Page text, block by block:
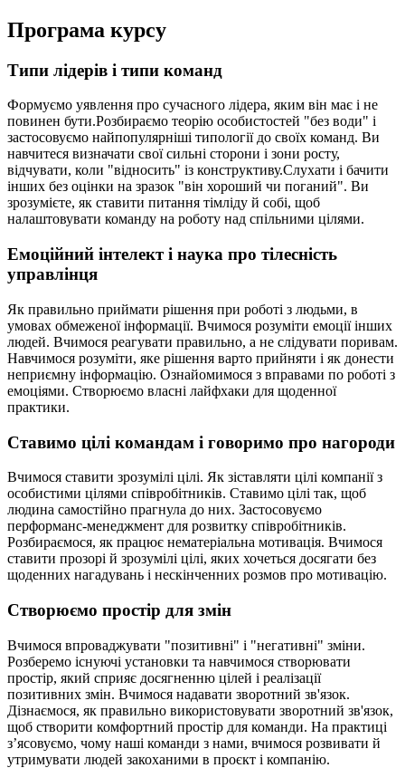
Програма курсу
Типи лідерів і типи команд
Формуємо уявлення про сучасного лідера, яким він має і не
повинен бути.Розбираємо теорію особистостей "без води" і
застосовуємо найпопулярніші типології до своїх команд. Ви
навчитеся визначати свої сильні сторони і зони росту,
відчувати, коли "відносить" із конструктиву.Слухати і бачити
інших без оцінки на зразок "він хороший чи поганий". Ви
зрозумієте, як ставити питання тімліду й собі, щоб
налаштовувати команду на роботу над спільними цілями.
Емоційний інтелект і наука про тілесність
управлінця
Як правильно приймати рішення при роботі з людьми, в
умовах обмеженої інформації. Вчимося розуміти емоції інших
людей. Вчимося реагувати правильно, а не слідувати поривам.
Навчимося розуміти, яке рішення варто прийняти і як донести
неприємну інформацію. Ознайомимося з вправами по роботі з
емоціями. Створюємо власні лайфхаки для щоденної
практики.
Ставимо цілі командам і говоримо про нагороди
Вчимося ставити зрозумілі цілі. Як зіставляти цілі компанії з
особистими цілями співробітників. Ставимо цілі так, щоб
людина самостійно прагнула до них. Застосовуємо
перформанс-менеджмент для розвитку співробітників.
Розбираємося, як працює нематеріальна мотивація. Вчимося
ставити прозорі й зрозумілі цілі, яких хочеться досягати без
щоденних нагадувань і нескінченних розмов про мотивацію.
Створюємо простір для змін
Вчимося впроваджувати "позитивні" і "негативні" зміни.
Розберемо існуючі установки та навчимося створювати
простір, який сприяє досягненню цілей і реалізації
позитивних змін. Вчимося надавати зворотний зв'язок.
Дізнаємося, як правильно використовувати зворотний зв'язок,
щоб створити комфортний простір для команди. На практиці
з’ясовуємо, чому наші команди з нами, вчимося розвивати й
утримувати людей закоханими в проєкт і компанію.